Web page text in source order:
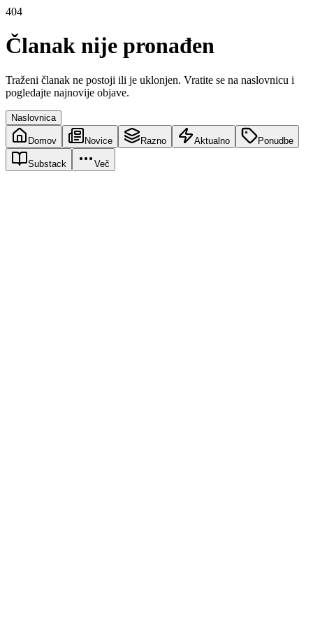
404
Članak nije pronađen
Traženi članak ne postoji ili je uklonjen. Vratite se na naslovnicu i
pogledajte najnovije objave.
Naslovnica
Domov Novice Razno Aktualno Ponudbe
Substack Več